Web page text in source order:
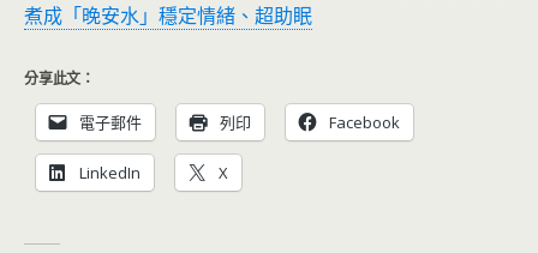
煮成「晚安水」穩定情緒、超助眠
分享此文：
電子郵件 列印 Facebook
LinkedIn X